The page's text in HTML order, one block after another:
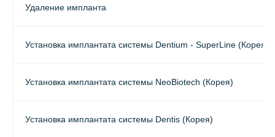
Удаление импланта
Установка имплантата системы Dentium - SuperLine (Корея)
Установка имплантата системы NeoBiotech (Корея)
Установка имплантата системы Dentis (Корея)